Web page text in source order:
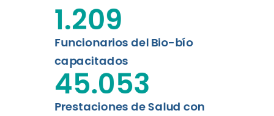
Funcionarios del Bio-bío
capacitados
1.209
Prestaciones de Salud con
45.053